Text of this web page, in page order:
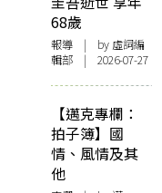
68歲
報導 | by 虛詞編
輯部 | 2026-07-27
【邁克專欄：
拍子簿】國
情、風情及其
他